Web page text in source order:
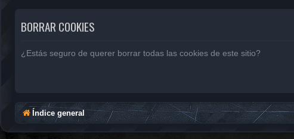
BORRAR COOKIES
¿Estás seguro de querer borrar todas las cookies de este sitio?
Índice general